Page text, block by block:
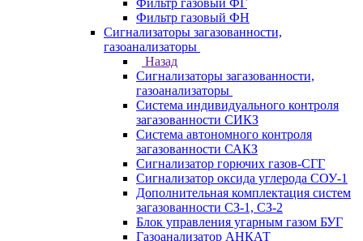
Фильтр газовый ФГ
Фильтр газовый ФН
Сигнализаторы загазованности,
газоанализаторы
Назад
Сигнализаторы загазованности,
газоанализаторы
Система индивидуального контроля
загазованности СИКЗ
Система автономного контроля
загазованности САКЗ
Сигнализатор горючих газов-СГГ
Сигнализатор оксида углерода СОУ-1
Дополнительная комплектация систем
загазованности СЗ-1, СЗ-2
Блок управления угарным газом БУГ
Газоанализатор АНКАТ